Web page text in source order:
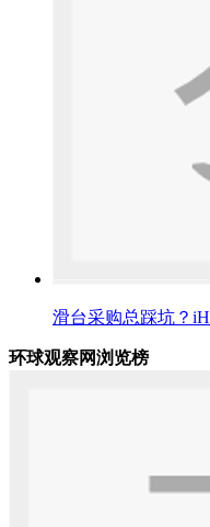
滑台采购总踩坑？
环球观察网浏览榜